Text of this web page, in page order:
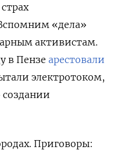
«дела»
активистам.
в Пензе арестовали
электротоком,
создании
Приговоры: